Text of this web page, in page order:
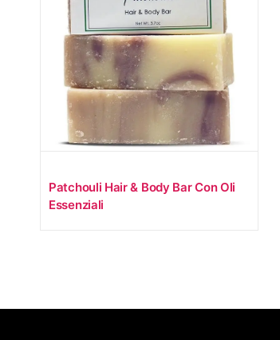
Patchouli Hair & Body Bar Con Oli
Essenziali